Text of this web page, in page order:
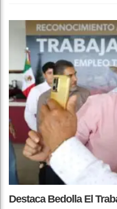
Destaca Bedolla El